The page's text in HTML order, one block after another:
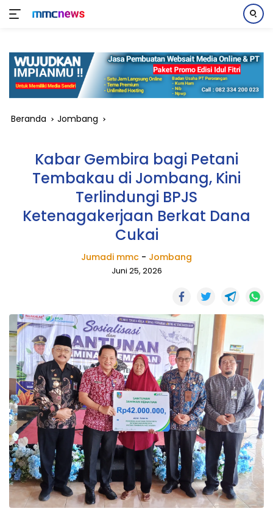
konten
Beranda Jombang
Kabar Gembira bagi Petani
Tembakau di Jombang, Kini
Terlindungi BPJS
Ketenagakerjaan Berkat Dana
Cukai
Jumadi mmc - Jombang
Juni 25, 2026